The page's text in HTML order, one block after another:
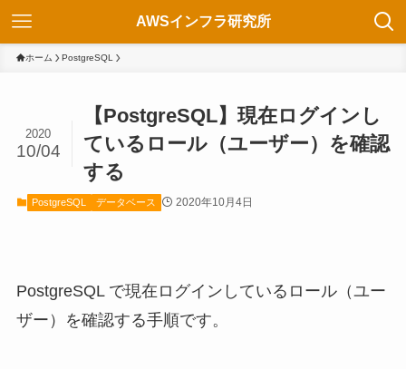
AWSインフラ研究所
ホーム PostgreSQL
【PostgreSQL】現在ログインし
ているロール（ユーザー）を確認
する
2020
10/04
PostgreSQL データベース 2020年10月4日
PostgreSQL で現在ログインしているロール（ユー
ザー）を確認する手順です。